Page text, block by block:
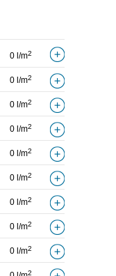
0 l/m2
0 l/m2
0 l/m2
0 l/m2
0 l/m2
0 l/m2
0 l/m2
0 l/m2
0 l/m2
2